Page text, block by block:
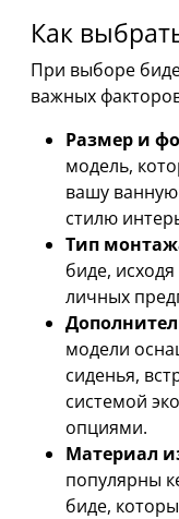
Как
При выборе
важных
Размер и
модель,
вашу ванную
стилю
Тип
биде,
личных
модели
сиденья,
системой
опциями.
Материал
популярны
биде,